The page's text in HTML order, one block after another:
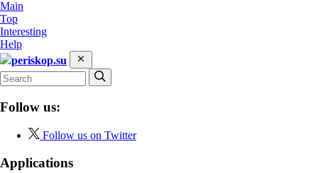
Main
Top
Interesting
Help
periskop.su
Follow us:
Follow us on Twitter
Applications